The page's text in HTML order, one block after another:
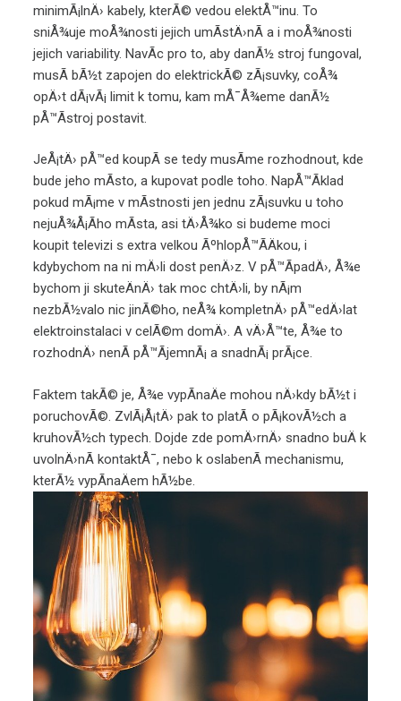
minimÃ¡lnÄ› kabely, kterÃ© vedou elektÅ™inu. To
sniÅ¾uje moÅ¾nosti jejich umÃ­stÄ›nÃ­ a i moÅ¾nosti
jejich variability. NavÃ­c pro to, aby danÃ½ stroj fungoval,
musÃ­ bÃ½t zapojen do elektrickÃ© zÃ¡suvky, coÅ¾
opÄ›t dÃ¡vÃ¡ limit k tomu, kam mÅ¯Å¾eme danÃ½
pÅ™Ã­stroj postavit.
JeÅ¡tÄ› pÅ™ed koupÃ­ se tedy musÃ­me rozhodnout, kde
bude jeho mÃ­sto, a kupovat podle toho. NapÅ™Ã­klad
pokud mÃ¡me v mÃ­stnosti jen jednu zÃ¡suvku u toho
nejuÅ¾Å¡Ã­ho mÃ­sta, asi tÄ›Å¾ko si budeme moci
koupit televizi s extra velkou ÃºhlopÅ™Ã­Äkou, i
kdybychom na ni mÄ›li dost penÄ›z. V pÅ™Ã­padÄ›, Å¾e
bychom ji skuteÄnÄ› tak moc chtÄ›li, by nÃ¡m
nezbÃ½valo nic jinÃ©ho, neÅ¾ kompletnÄ› pÅ™edÄ›lat
elektroinstalaci v celÃ©m domÄ›. A vÄ›Å™te, Å¾e to
rozhodnÄ› nenÃ­ pÅ™Ã­jemnÃ¡ a snadnÃ¡ prÃ¡ce.
Faktem takÃ© je, Å¾e vypÃ­naÄe mohou nÄ›kdy bÃ½t i
poruchovÃ©. ZvlÃ¡Å¡tÄ› pak to platÃ­ o pÃ¡kovÃ½ch a
kruhovÃ½ch typech. Dojde zde pomÄ›rnÄ› snadno buÄ k
uvolnÄ›nÃ­ kontaktÅ¯, nebo k oslabenÃ­ mechanismu,
kterÃ½ vypÃ­naÄem hÃ½be.